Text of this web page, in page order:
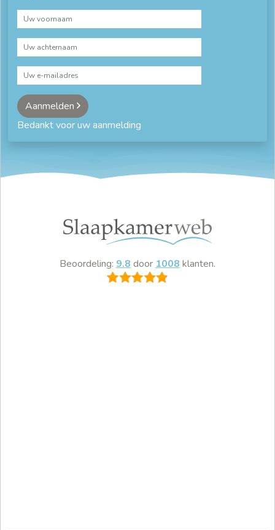
Aanmelden
Bedankt voor uw aanmelding
Beoordeling: 9.8 door 1008 klanten.